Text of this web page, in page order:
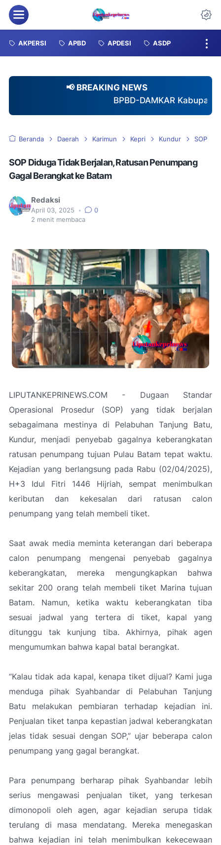
Menu
AKPERSI APBD APDESI ASDP
📢 BREAKING NEWS
BPBD-DAMKAR Kabupaten Karimun Gagas
Beranda Daerah Karimun Kepri Kundur SOP
SOP Diduga Tidak Berjalan, Ratusan Penumpang
Gagal Berangkat ke Batam
Redaksi
April 03, 2025 •
0
2 menit membaca
LIPUTANKEPRINEWS.COM - Dugaan Standar
Operasional Prosedur (SOP) yang tidak berjalan
sebagaimana mestinya di Pelabuhan Tanjung Batu,
Kundur, menjadi penyebab gagalnya keberangkatan
ratusan penumpang tujuan Pulau Batam tepat waktu.
Kejadian yang berlangsung pada Rabu (02/04/2025),
H+3 Idul Fitri 1446 Hijriah, sempat menimbulkan
keributan dan kekesalan dari ratusan calon
penumpang yang telah membeli tiket.
Saat awak media meminta keterangan dari beberapa
calon penumpang mengenai penyebab gagalnya
keberangkatan, mereka mengungkapkan bahwa
sekitar 200 orang telah membeli tiket Marina tujuan
Batam. Namun, ketika waktu keberangkatan tiba
sesuai jadwal yang tertera di tiket, kapal yang
ditunggu tak kunjung tiba. Akhirnya, pihak agen
mengumumkan bahwa kapal batal berangkat.
“Kalau tidak ada kapal, kenapa tiket dijual? Kami juga
menduga pihak Syahbandar di Pelabuhan Tanjung
Batu melakukan pembiaran terhadap kejadian ini.
Penjualan tiket tanpa kepastian jadwal keberangkatan
jelas tidak sesuai dengan SOP,” ujar beberapa calon
penumpang yang gagal berangkat.
Para penumpang berharap pihak Syahbandar lebih
serius mengawasi penjualan tiket, yang terkesan
dimonopoli oleh agen, agar kejadian serupa tidak
terulang di masa mendatang. Mereka menegaskan
bahwa kejadian ini telah menimbulkan kekecewaan